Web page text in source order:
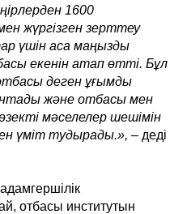
1600
жүргізген зерттеу
үшін аса маңызды
екенін атап өтті. Бұл
деген ұғымды
және отбасы мен
мәселелер шешімін
үміт тудырады.», – деді
отбасы институтын